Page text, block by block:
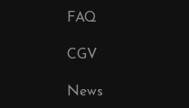
FAQ
CGV
News